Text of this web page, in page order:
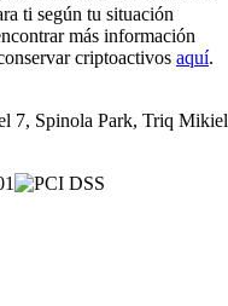
ti según tu situación
más información
criptoactivos aquí.
7, Spinola Park, Triq Mikiel